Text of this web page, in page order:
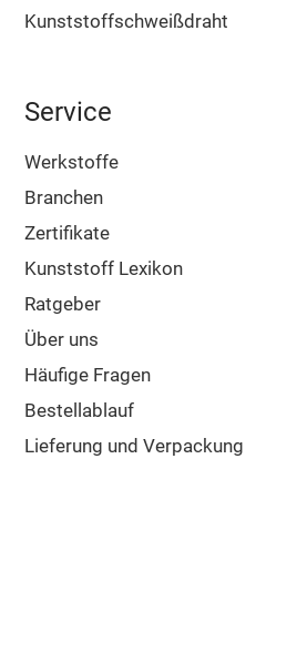
Kunststoffschweißdraht
Service
Werkstoffe
Branchen
Zertifikate
Kunststoff Lexikon
Ratgeber
Über uns
Häufige Fragen
Bestellablauf
Lieferung und Verpackung